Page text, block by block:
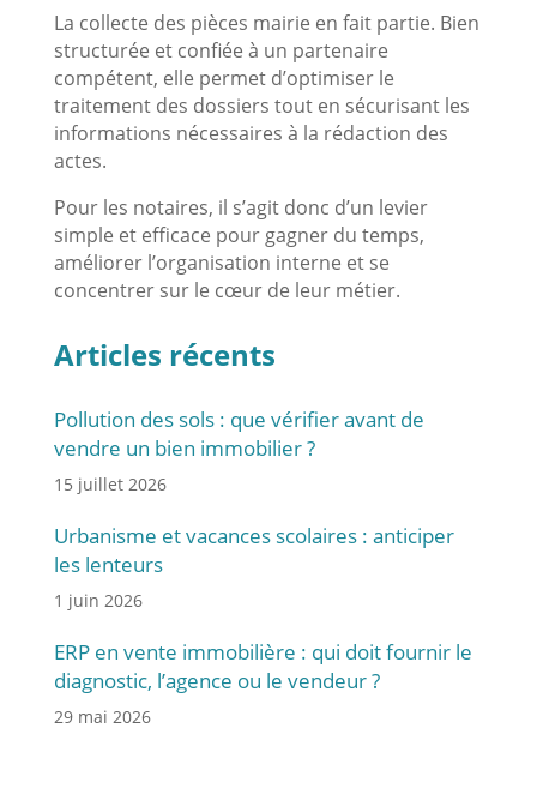
La collecte des pièces mairie en fait partie. Bien
structurée et confiée à un partenaire
compétent, elle permet d’optimiser le
traitement des dossiers tout en sécurisant les
informations nécessaires à la rédaction des
actes.
Pour les notaires, il s’agit donc d’un levier
simple et efficace pour gagner du temps,
améliorer l’organisation interne et se
concentrer sur le cœur de leur métier.
Articles récents
Pollution des sols : que vérifier avant de
vendre un bien immobilier ?
15 juillet 2026
Urbanisme et vacances scolaires : anticiper
les lenteurs
1 juin 2026
ERP en vente immobilière : qui doit fournir le
diagnostic, l’agence ou le vendeur ?
29 mai 2026